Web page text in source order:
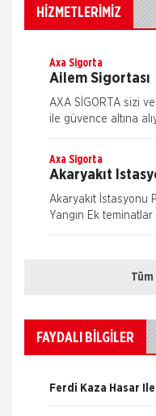
HİZMETLERİMİZ
İş yeri Paket
düşünülerek
Axa Sigorta
Ailem Sigortası
AXA SİGORTA sizi
ile güvence altına alıyor. AİLENİZ BİZİM İÇİN
AXA SİGORTA sizi
Axa Sigorta
Akaryakıt
Akaryakıt İstasyonu
Yangın Ek teminatlar Enkaz kaldırma Alternatif işyeri
masrafları İş durması Cam kırılması Grev, lokavt, halk
Eczanem Paket
veya üzerinde
iç
Axa Sigorta
Mavi Kasko Sigortası Kapsamı Mavi Kasko Sigorta
poliçeniz; çarpma,
FAYDALI BİLGİLER
ONLİNE Dask Prim
Trafik Hasarı için
Yangın Hasarı ile
Ferdi Kaza Hasar